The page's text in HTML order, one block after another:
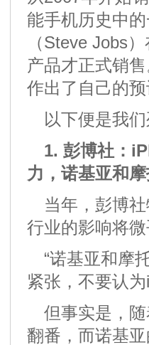
能手机历史中
（Steve Jobs
产品才正式销
作出了自己的
以下便是我
1. 彭博社：
力， 诺基亚和
当年，彭博
行业的影响将
“诺基亚和摩
紧张，不要认
但事实是，
翻番，而诺基